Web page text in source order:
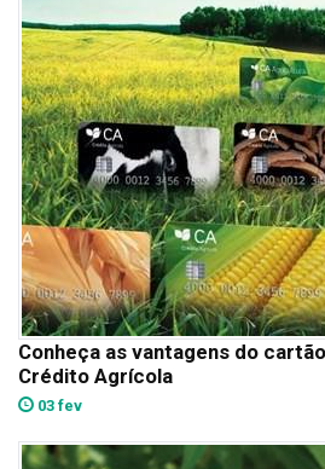
Conheça as vantagens do
Crédito Agrícola
03 fev